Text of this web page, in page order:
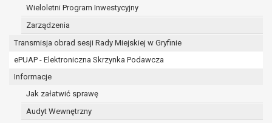
Wieloletni Program Inwestycyjny
Zarządzenia
Transmisja obrad sesji Rady Miejskiej w Gryfinie
ePUAP - Elektroniczna Skrzynka Podawcza
Informacje
Jak załatwić sprawę
Audyt Wewnętrzny
udostępniane innym upoważnionym odbiorcom lub
kategoriom odbiorców danych osobowych.
Odbiorcami mogą być:
podmioty, które przetwarzają dane
osobowe w imieniu administratora na
osobowych;
podmioty upoważnione do odbioru danych